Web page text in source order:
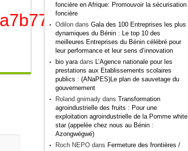
foncière en Afrique: Promouvoir la sécurisation
foncière
Odilondans Gala des 100 Entreprises les plus
dynamiques du Bénin : Le top 10 des
meilleures Entreprises du Bénin célébré pour
leur performance et leur sens d’innovation
bio yaradans L’Agence nationale pour les
prestations aux Etablissements scolaires
publics : (ANaPES)Le plan de sauvetage du
gouvernement
Roland gnimadydans Transformation
agroindustrielle des fruits : Pour une
exploitation agroindustrielle de la Pomme white
star (appelée chez nous au Bénin :
Azongwégwé)
Roch NEPOdans Fermeture des frontières /